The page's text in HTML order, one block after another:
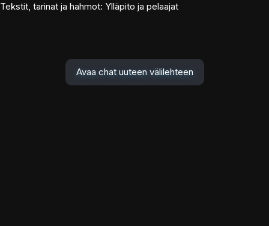
Tekstit, tarinat ja hahmot: Ylläpito ja pelaajat
Avaa chat uuteen välilehteen